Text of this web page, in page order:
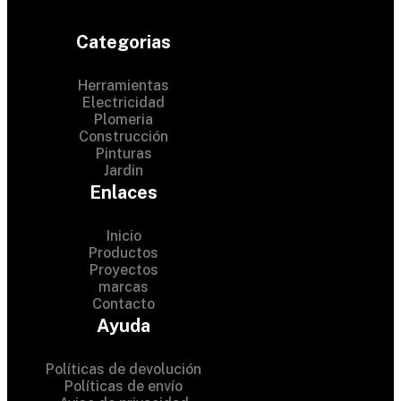
Categorias
Herramientas
Electricidad
Plomeria
Construcción
Pinturas
Jardin
Enlaces
Inicio
Productos
Proyectos
marcas
Contacto
Ayuda
Políticas de devolución
Políticas de envío